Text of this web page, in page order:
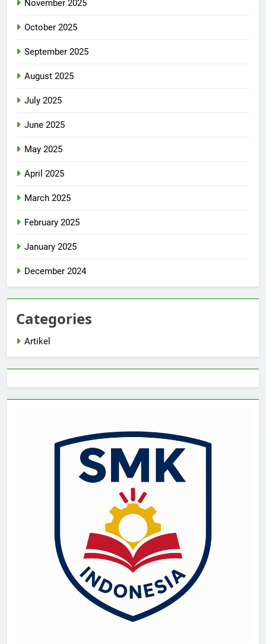
November 2025
October 2025
September 2025
August 2025
July 2025
June 2025
May 2025
April 2025
March 2025
February 2025
January 2025
December 2024
Categories
Artikel